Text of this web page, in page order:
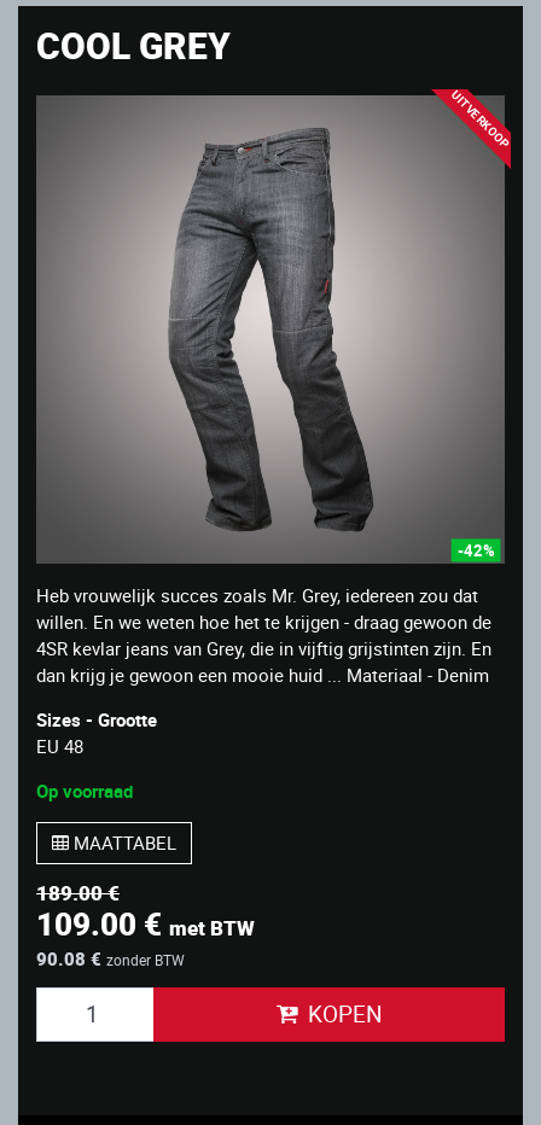
COOL GREY
UITVERKOOP
-42%
Heb vrouwelijk succes zoals Mr. Grey, iedereen zou dat
willen. En we weten hoe het te krijgen - draag gewoon de
4SR kevlar jeans van Grey, die in vijftig grijstinten zijn. En
dan krijg je gewoon een mooie huid ... Materiaal - Denim
Sizes - Grootte
EU 48
Op voorraad
MAATTABEL
189.00 €
109.00 € met BTW
90.08 € zonder BTW
KOPEN